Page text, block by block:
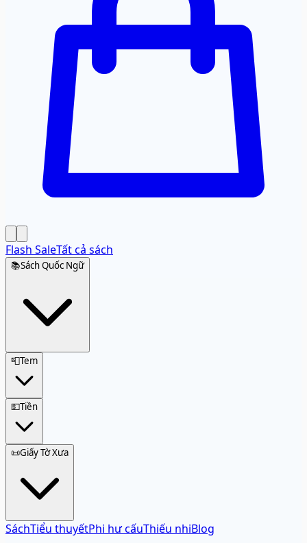
Flash SaleTất cả sách
📚Sách Quốc Ngữ
📮Tem
💵Tiền
📜Giấy Tờ Xưa
SáchTiểu thuyếtPhi hư cấuThiếu nhiBlog